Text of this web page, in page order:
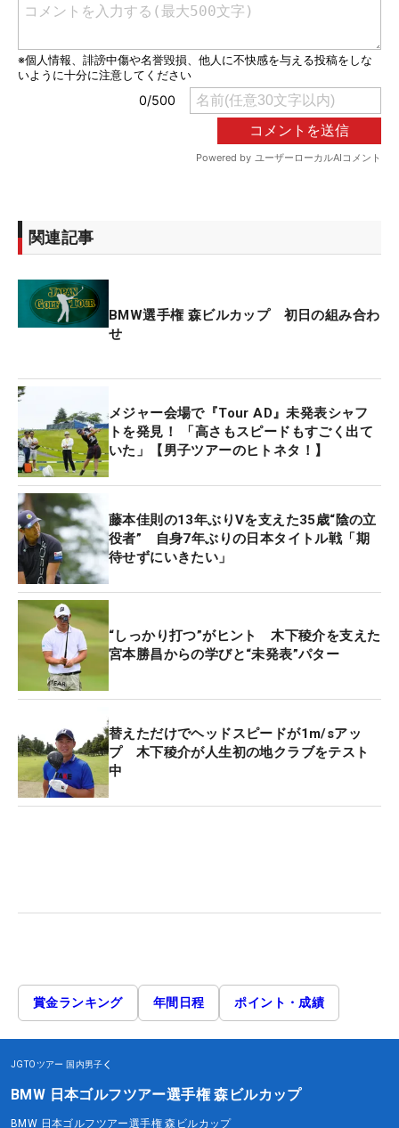
関連記事
BMW選手権 森ビルカップ 初日の組み合わ
せ
メジャー会場で『Tour AD』未発表シャフ
トを発見！ 「高さもスピードもすごく出て
いた」【男子ツアーのヒトネタ！】
藤本佳則の13年ぶりVを支えた35歳“陰の立
役者” 自身7年ぶりの日本タイトル戦「期
待せずにいきたい」
“しっかり打つ”がヒント 木下稜介を支えた
宮本勝昌からの学びと“未発表”パター
替えただけでヘッドスピードが1m/sアッ
プ 木下稜介が人生初の地クラブをテスト
中
賞金ランキング 年間日程 ポイント・成績
JGTOツアー 国内男子
BMW 日本ゴルフツアー選手権 森ビルカップ
BMW 日本ゴルフツアー選手権 森ビルカップ